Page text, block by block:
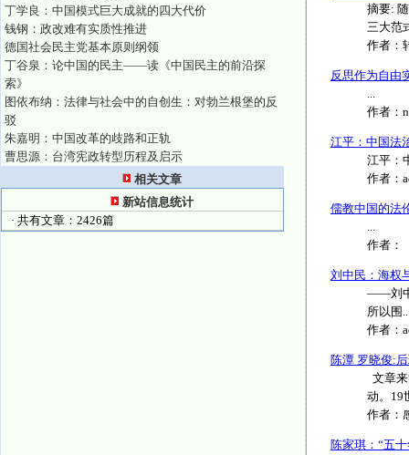
丁学良：中国模式巨大成就的四大代价
钱钢：政改难有实质性推进
德国社会民主党基本原则纲领
丁谷泉：论中国的民主——读《中国民主的前沿探
索》
图依布纳：法律与社会中的自创生：对勃兰根堡的反
驳
朱嘉明：中国改革的歧路和正轨
曹思源：台湾宪政转型历程及启示
相关文章
新站信息统计
· 共有文章：2426篇
摘要:
三大范
作者：
反思作为自由
...
作者：
江平：中国法
江平：
作者：
儒教中国的法
...
作者：
刘中民：海权
——刘
所以围
作者：
陈潭 罗晓俊:
文章
动。19
作者：
陈家琪：“五